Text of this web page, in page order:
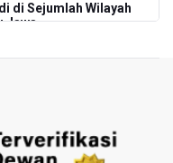
di Sejumlah Wilayah
Jawa
Indonesia Kalah 0-3